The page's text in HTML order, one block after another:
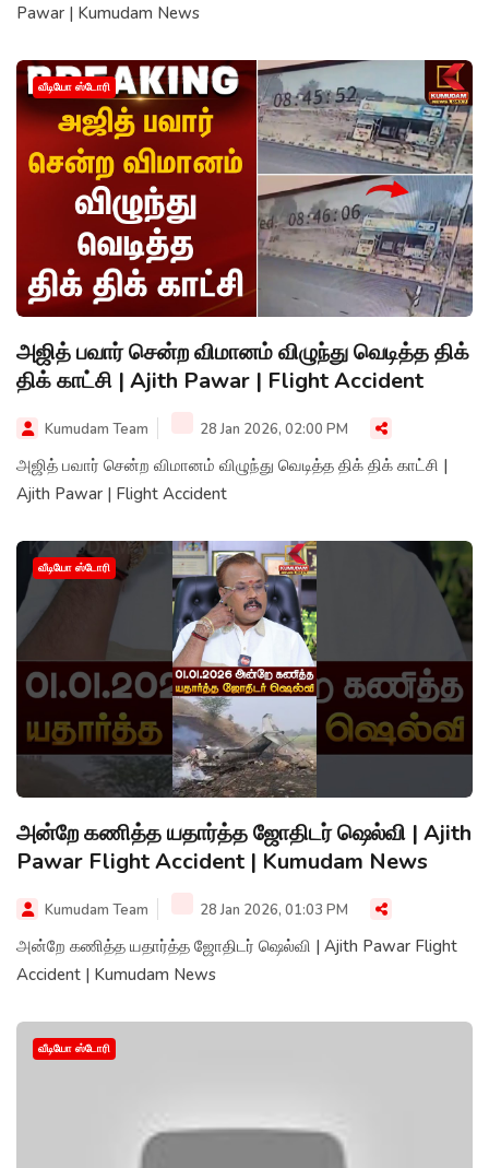
Pawar | Kumudam News
வீடியோ ஸ்டோரி
அஜித் பவார் சென்ற விமானம் விழுந்து வெடித்த திக்
திக் காட்சி | Ajith Pawar | Flight Accident
Kumudam Team 28 Jan 2026, 02:00 PM
அஜித் பவார் சென்ற விமானம் விழுந்து வெடித்த திக் திக் காட்சி |
Ajith Pawar | Flight Accident
வீடியோ ஸ்டோரி
அன்றே கணித்த யதார்த்த ஜோதிடர் ஷெல்வி | Ajith
Pawar Flight Accident | Kumudam News
Kumudam Team 28 Jan 2026, 01:03 PM
அன்றே கணித்த யதார்த்த ஜோதிடர் ஷெல்வி | Ajith Pawar Flight
Accident | Kumudam News
வீடியோ ஸ்டோரி